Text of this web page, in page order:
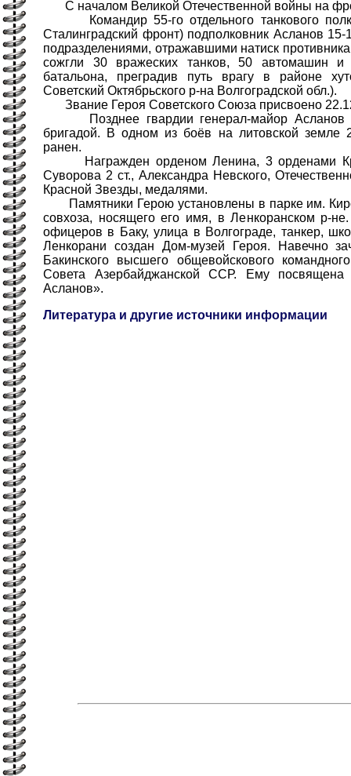
С началом Великой Отечественной войны на
Командир 55-го отдельного танкового
Сталинградский фронт) подполковник Асланов
подразделениями, отражавшими натиск
сожгли 30 вражеских танков, 50 автомашин и
батальона, преградив путь врагу в районе
Советский Октябрьского р-на Волгоградской обл.).
Звание Героя Советского Союза присвоено
Позднее гвардии генерал-майор Асланов
бригадой. В одном из боёв на литовской земле
ранен.
Награжден орденом Ленина, 3 орденами
Суворова 2 ст., Александра Невского,
Красной Звезды, медалями.
Памятники Герою установлены в парке им.
совхоза, носящего его имя, в Ленкоранском р-
офицеров в Баку, улица в Волгограде, танкер,
Ленкорани создан Дом-музей Героя. Навечно
Бакинского высшего общевойскового
Совета Азербайджанской ССР. Ему
Асланов».
Литература и другие источники информации